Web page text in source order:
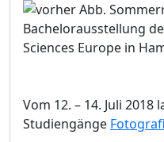
Vom 12. – 14. Juli
Studiengänge